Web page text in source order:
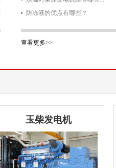
防冻液的优点有哪些？
查看更多>>
玉柴发电机